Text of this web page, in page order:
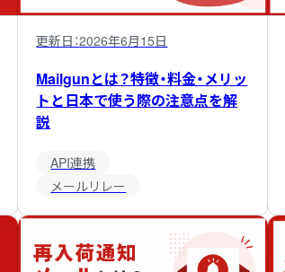
更新日：2026年6月15日
Mailgunとは？特徴・料金・メリッ
トと日本で使う際の注意点を解
説
API連携
メールリレー